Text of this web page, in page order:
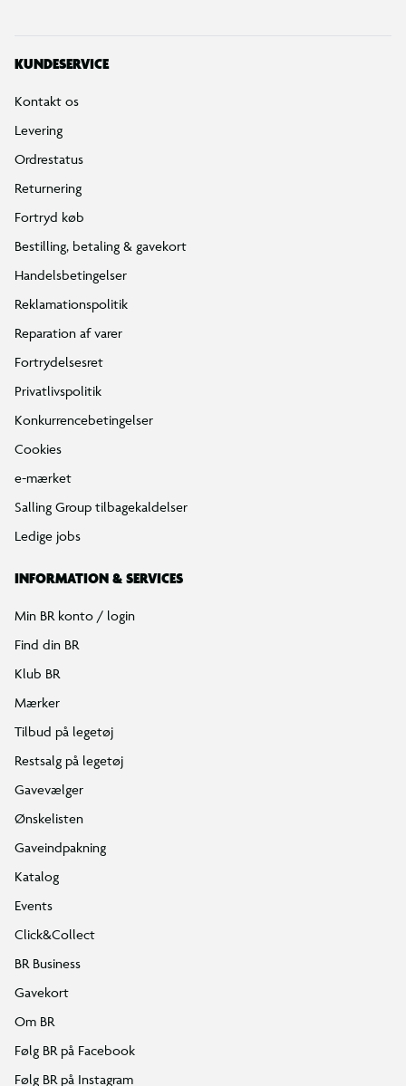
KUNDESERVICE
Kontakt os
Levering
Ordrestatus
Returnering
Fortryd køb
Bestilling, betaling & gavekort
Handelsbetingelser
Reklamationspolitik
Reparation af varer
Fortrydelsesret
Privatlivspolitik
Konkurrencebetingelser
Cookies
e-mærket
Salling Group tilbagekaldelser
Ledige jobs
INFORMATION & SERVICES
Min BR konto / login
Find din BR
Klub BR
Mærker
Tilbud på legetøj
Restsalg på legetøj
Gavevælger
Ønskelisten
Gaveindpakning
Katalog
Events
Click&Collect
BR Business
Gavekort
Om BR
Følg BR på Facebook
Følg BR på Instagram